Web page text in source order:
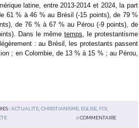
latine, entre 2013-2014 et 2024, la part
61 % à 46 % au Brésil (-15 points), de 79 %
de 76 % à 67 % au Pérou (-9 points), de
Dans le mêmetemps , le protestantisme
: au Brésil, les protestants passent
; en Colombie, de 13 % à 15 % ; au Pérou,
:ACTUALITÉ, CHRISTIANISME, EGLISE, FOI
0 COMMENTAIRE